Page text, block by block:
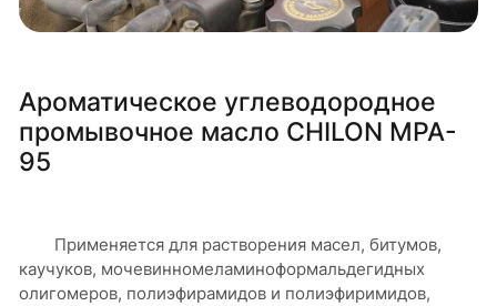
Ароматическое углеводородное
промывочное масло CHILON MPA-
95
Применяется для растворения масел, битумов,
каучуков, мочевинномеламиноформальдегидных
олигомеров, полиэфирамидов и полиэфиримидов,